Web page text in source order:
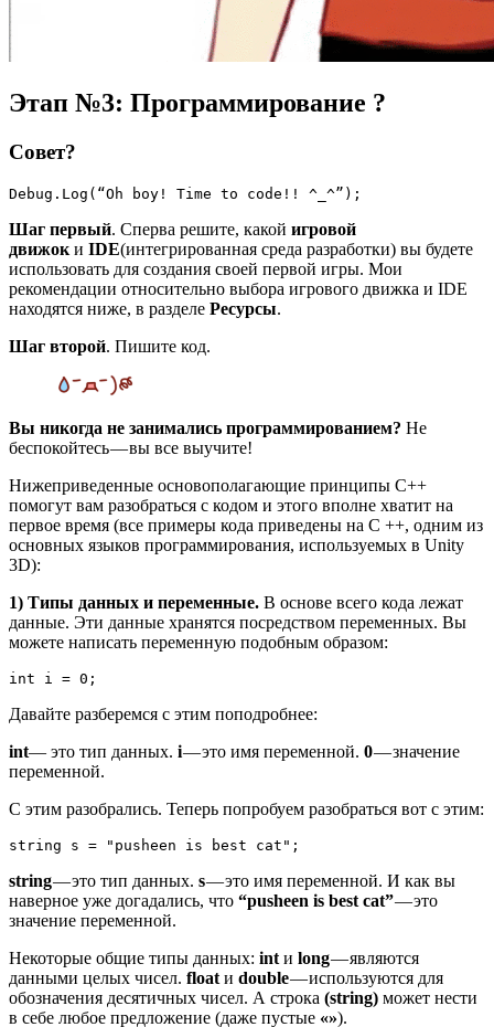
Этап №3: Программирование ?
Совет?
Debug.Log(“Oh boy! Time to code!! ^_^”);
Шаг первый. Сперва решите, какой игровой
движок и IDE(интегрированная среда разработки) вы будете
использовать для создания своей первой игры. Мои
рекомендации относительно выбора игрового движка и IDE
находятся ниже, в разделе Ресурсы.
Шаг второй. Пишите код.
Вы никогда не занимались программированием? Не
беспокойтесь — вы все выучите!
Нижеприведенные основополагающие принципы C++
помогут вам разобраться с кодом и этого вполне хватит на
первое время (все примеры кода приведены на C ++, одним из
основных языков программирования, используемых в Unity
3D):
1) Типы данных и переменные. В основе всего кода лежат
данные. Эти данные хранятся посредством переменных. Вы
можете написать переменную подобным образом:
int i = 0;
Давайте разберемся с этим поподробнее:
int— это тип данных. i— это имя переменной. 0— значение
переменной.
С этим разобрались. Теперь попробуем разобраться вот с этим:
string s = "pusheen is best cat";
string— это тип данных. s— это имя переменной. И как вы
наверное уже догадались, что “pusheen is best cat”— это
значение переменной.
Некоторые общие типы данных: int и long— являются
данными целых чисел. float и double— используются для
обозначения десятичных чисел. А строка (string) может нести
в себе любое предложение (даже пустые «»).